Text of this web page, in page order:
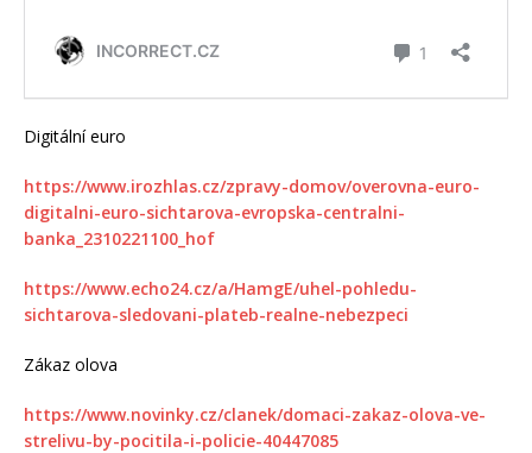
Digitální euro
https://www.irozhlas.cz/zpravy-domov/overovna-euro-
digitalni-euro-sichtarova-evropska-centralni-
banka_2310221100_hof
https://www.echo24.cz/a/HamgE/uhel-pohledu-
sichtarova-sledovani-plateb-realne-nebezpeci
Zákaz olova
https://www.novinky.cz/clanek/domaci-zakaz-olova-ve-
strelivu-by-pocitila-i-policie-40447085